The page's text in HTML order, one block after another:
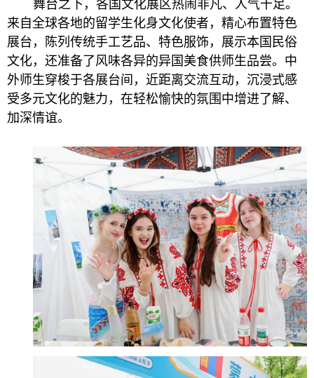
舞台之下，各国文化展区热闹非凡、人气十足。
来自全球各地的留学生化身文化使者，精心布置特色
展台，陈列传统手工艺品、特色服饰，展示本国民俗
文化，还准备了风味各异的异国美食供师生品尝。中
外师生穿梭于各展台间，近距离交流互动，沉浸式感
受多元文化的魅力，在轻松愉快的氛围中增进了解、
加深情谊。